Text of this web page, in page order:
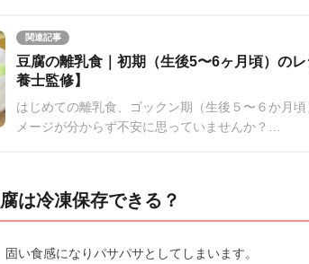
関連記事
豆腐の離乳食｜初期（生後5〜6ヶ月頃）の
養士監修】
はじめての離乳食、ゴックン期（生後５〜６か月
メージが分からず不安に思っていませんか？
は冷凍保存できる？
い食感になりパサパサとしてしまいます。